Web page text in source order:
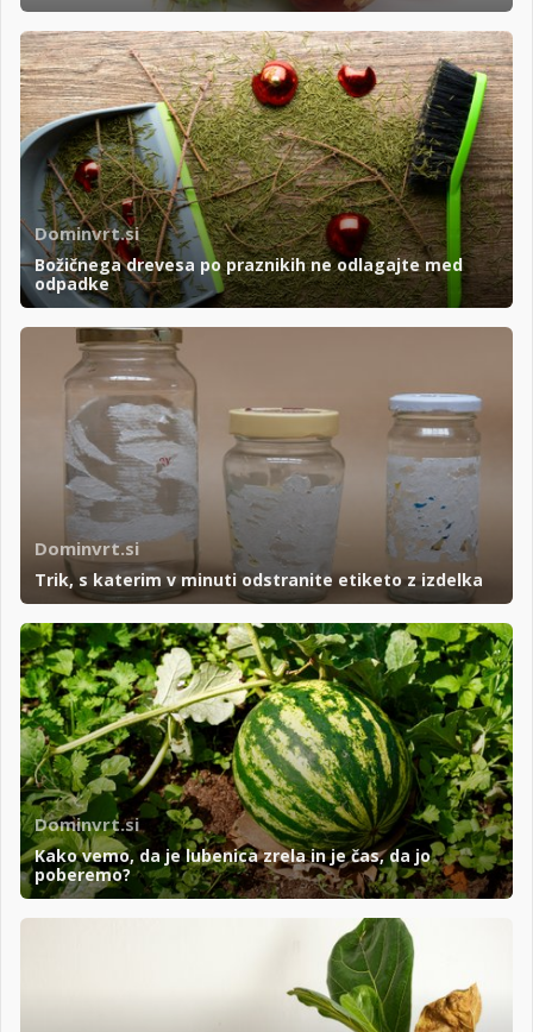
Dominvrt.si
Božičnega drevesa po praznikih ne odlagajte med
odpadke
Dominvrt.si
Trik, s katerim v minuti odstranite etiketo z izdelka
Dominvrt.si
Kako vemo, da je lubenica zrela in je čas, da jo
poberemo?